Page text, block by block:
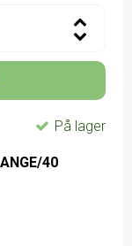
På lager
40